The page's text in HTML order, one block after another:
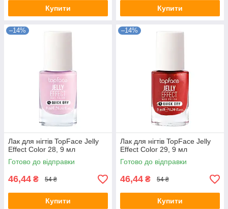
Купити Купити
–14%
Лак для нігтів TopFace Jelly
Effect Color 28, 9 мл
Готово до відправки
46,44 ₴ 54 ₴
Купити
–14%
Лак для нігтів TopFace Jelly
Effect Color 29, 9 мл
Готово до відправки
46,44 ₴ 54 ₴
Купити